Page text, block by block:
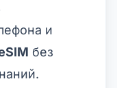
и
без